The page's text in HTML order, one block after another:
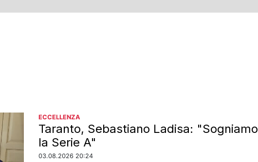
ECCELLENZA
Taranto, Sebastiano Ladisa: "Sogniamo
la Serie A"
03.08.2026 20:24